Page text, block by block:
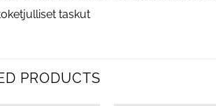
taskut
PRODUCTS